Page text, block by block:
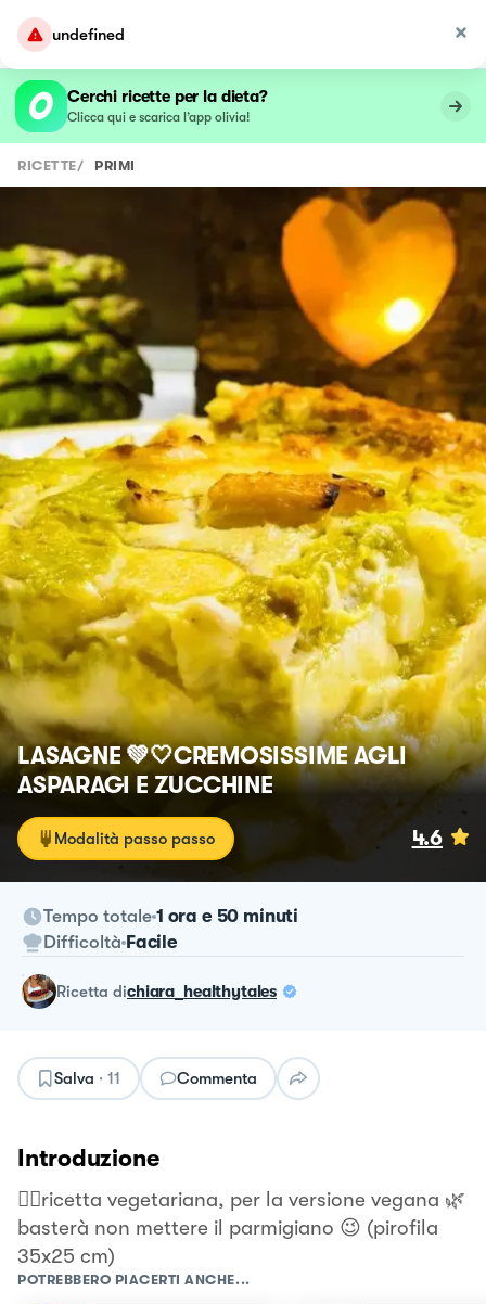
undefined
Cerchi ricette per la dieta?
Clicca qui e scarica l’app olivia!
RICETTE/ PRIMI
LASAGNE 💚🤍CREMOSISSIME AGLI
ASPARAGI E ZUCCHINE
Modalità passo passo 4.6
Tempo totale 1 ora e 50 minuti
Difficoltà Facile
ricetta dichiara_healthytales
Salva · 11 Commenta
Introduzione
👉🏻ricetta vegetariana, per la versione vegana 🌿
basterà non mettere il parmigiano 😉 (pirofila
35x25 cm)
POTREBBERO PIACERTI ANCHE...